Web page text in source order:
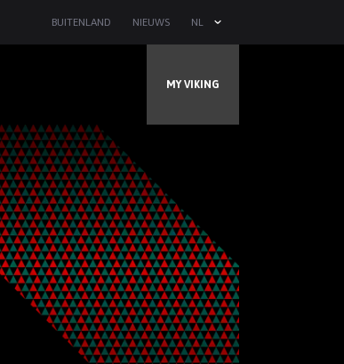
BUITENLAND NIEUWS NL
MY VIKING